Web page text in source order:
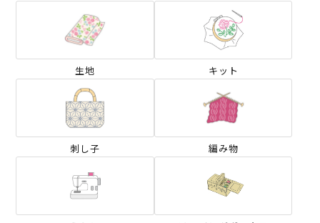
生地 キット
刺し子 編み物